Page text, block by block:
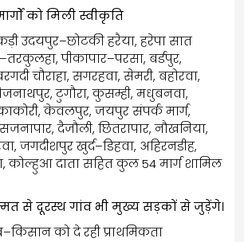
को मिली स्वीकृति
उदयपुर–छोटकी हरैया, हरेपा सात
पीकापार–परसा, बर्डपुर,
चौराहा, सगरहवा, सेमरी, बहोरवा,
टुगौरा, कुसम्ही, मधुबनवा,
केवलपुर, जयपुर संपर्क मार्ग,
दैजौली, छितरापार, नौखनिया,
जगदीशपुर खुर्द–डिहवा, अहिरनडीह,
कोल्हुआ दाता सहित कुल 54 मार्ग शामिल
से दूरस्थ गांव भी मुख्य सड़कों से जुड़ेंगे।
को दे रही प्राथमिकता